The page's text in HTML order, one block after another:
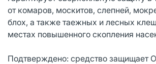
от комаров, москитов, слепней,
блох, а также таежных и лесных
местах повышенного скопления
Подтверждено: средство защищает